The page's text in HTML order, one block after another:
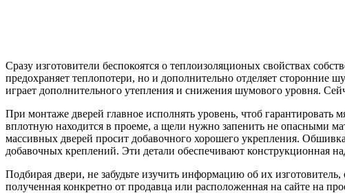
Сразу изготовители беспокоятся о теплоизоляционых свойствах
предохраняет теплопотери, но и дополнительно отделяет
играет дополнительного утепления и снижения шумового уровня.
При монтаже дверей главное исполнять уровень, чтоб гарантировать
вплотную находится в проеме, а щели нужно запенить не опасными
массивных дверей просит добавочного хорошего укрепления.
добавочных креплений. Эти детали обеспечивают конструкционная
Подбирая двери, не забудьте изучить информацию об их
полученная конкретно от продавца или расположенная на сайте на